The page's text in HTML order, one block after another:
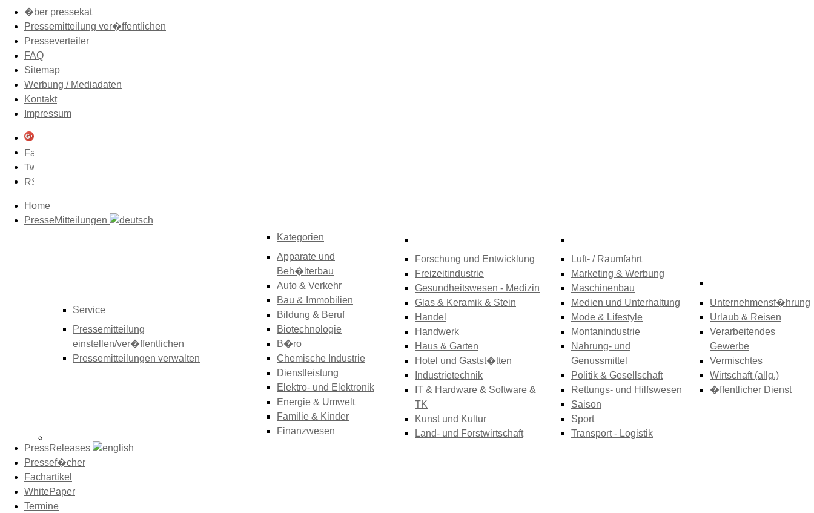
�ber pressekat
Pressemitteilung ver�ffentlichen
Presseverteiler
FAQ
Sitemap
Werbung / Mediadaten
Kontakt
Impressum
Home
PresseMitteilungen
Service
Pressemitteilung
einstellen/ver�ffentlichen
Pressemitteilungen verwalten
Kategorien
Apparate und
Beh�lterbau
Auto & Verkehr
Bau & Immobilien
Bildung & Beruf
Biotechnologie
B�ro
Chemische Industrie
Dienstleistung
Elektro- und Elektronik
Energie & Umwelt
Familie & Kinder
Finanzwesen
Forschung und Entwicklung
Freizeitindustrie
Gesundheitswesen - Medizin
Glas & Keramik & Stein
Handel
Handwerk
Haus & Garten
Hotel und Gastst�tten
Industrietechnik
IT & Hardware & Software &
TK
Kunst und Kultur
Land- und Forstwirtschaft
Luft- / Raumfahrt
Marketing & Werbung
Maschinenbau
Medien und Unterhaltung
Mode & Lifestyle
Montanindustrie
Nahrung- und
Genussmittel
Politik & Gesellschaft
Rettungs- und Hilfswesen
Saison
Sport
Transport - Logistik
Unternehmensf�hrung
Urlaub & Reisen
Verarbeitendes
Gewerbe
Vermischtes
Wirtschaft (allg.)
�ffentlicher Dienst
PressReleases
Pressef�cher
Fachartikel
WhitePaper
Termine